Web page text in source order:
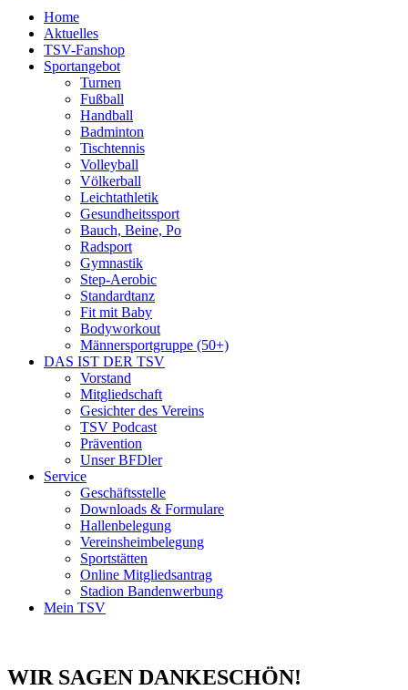
Home
Aktuelles
TSV-Fanshop
Sportangebot
Turnen
Fußball
Handball
Badminton
Tischtennis
Volleyball
Völkerball
Leichtathletik
Gesundheitssport
Bauch, Beine, Po
Radsport
Gymnastik
Step-Aerobic
Standardtanz
Fit mit Baby
Bodyworkout
Männersportgruppe (50+)
DAS IST DER TSV
Vorstand
Mitgliedschaft
Gesichter des Vereins
TSV Podcast
Prävention
Unser BFDler
Service
Geschäftsstelle
Downloads & Formulare
Hallenbelegung
Vereinsheimbelegung
Sportstätten
Online Mitgliedsantrag
Stadion Bandenwerbung
Mein TSV
WIR SAGEN DANKESCHÖN!